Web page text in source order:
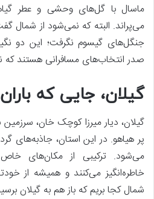
ماسال با گل‌های وحشی و عطر
می‌پراند. البته که نمی‌شود از شمال
جنگل‌های گیسوم نگرفت؛ این دو
صدر انتخاب‌های مسافرانی هستند که
گیلان، جایی که
گیلان، دیار میرزا کوچک خان، سرزمین
پر هیاهو. در این استان، جاذبه‌های
می‌شود. ترکیبی از مکان‌های
خاطره‌انگیز می‌کنند و همیشه از
شمال کجا بریم که باز هم به گیلان